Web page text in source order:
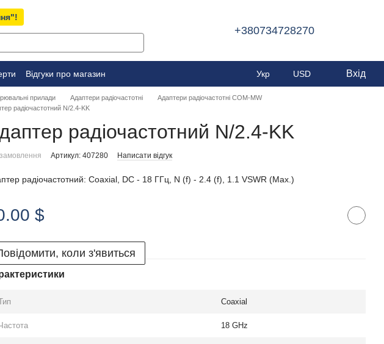
+380734728270
Відгуки про магазин Укр USD Вхід
прилади Адаптери радіочастотні
Адаптери радіочастотні COM-MW
радіочастотний N/2.4-KK
радіочастотний N/2.4-KK
Артикул: 407280 Написати відгук
радіочастотний: Coaxial, DC - 18 ГГц, N (f) - 2.4 (f), 1.1 VSWR (Max.)
$
коли з'явиться
Coaxial
18 GHz